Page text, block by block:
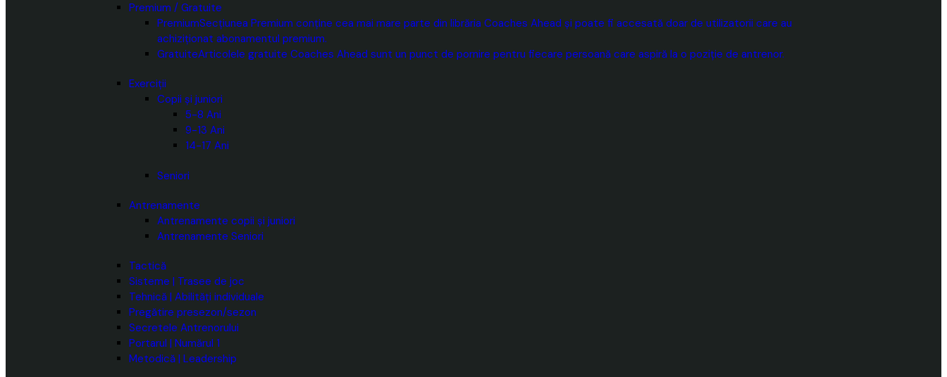
Premium / Gratuite
PremiumSecțiunea Premium conține cea mai mare parte din librăria Coaches Ahead și poate fi accesată doar de utilizatorii care au
achiziționat abonamentul premium.
GratuiteArticolele gratuite Coaches Ahead sunt un punct de pornire pentru fiecare persoană care aspiră la o poziție de antrenor.
Exerciții
Copii și juniori
5-8 Ani
9-13 Ani
14-17 Ani
Seniori
Antrenamente
Antrenamente copii și juniori
Antrenamente Seniori
Tactică
Sisteme | Trasee de joc
Tehnică | Abilități individuale
Pregătire presezon/sezon
Secretele Antrenorului
Portarul | Numărul 1
Metodică | Leadership